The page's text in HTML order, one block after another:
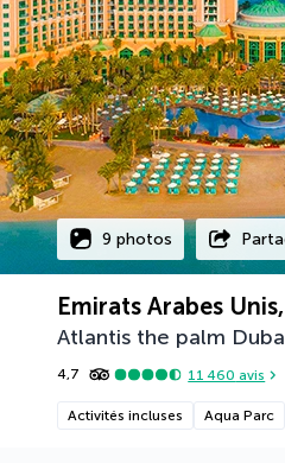
9 photos
Emirats Arabes
Atlantis the palm
4,7 11 460 avis
Activités incluses Aqua Parc